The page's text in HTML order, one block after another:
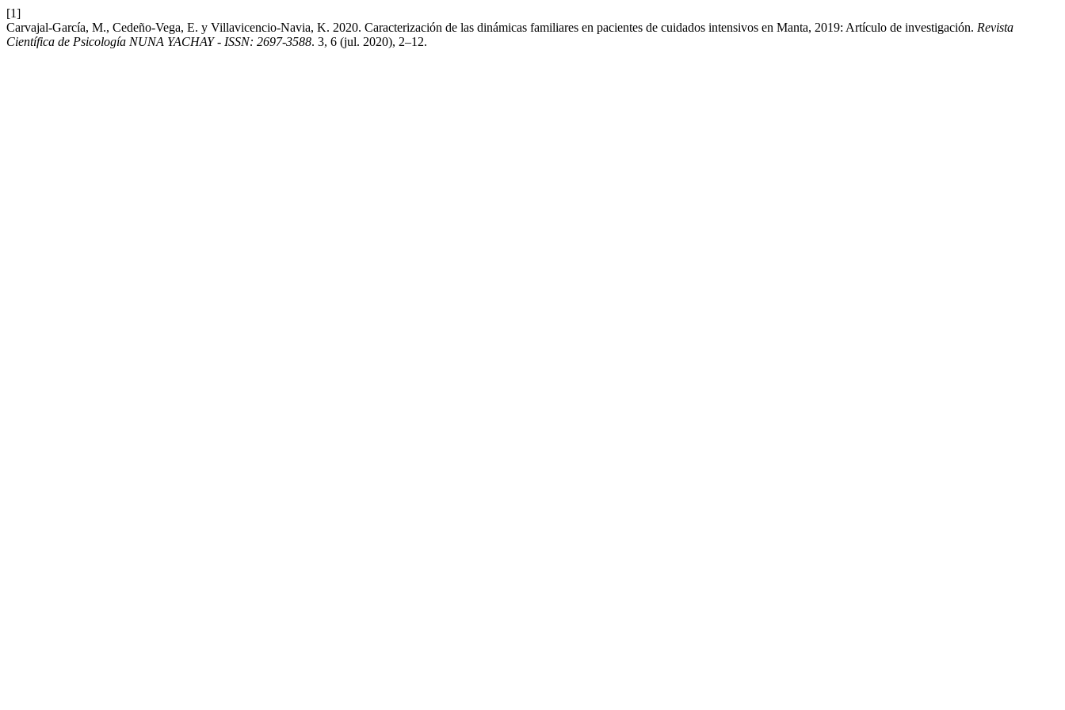
[1]
Carvajal-García, M., Cedeño-Vega, E. y Villavicencio-Navia, K. 2020. Caracterización de las dinámicas familiares en pacientes de cuidados intensivos en Manta, 2019: Artículo de investigación. Revista
Científica de Psicología NUNA YACHAY - ISSN: 2697-3588. 3, 6 (jul. 2020), 2–12.